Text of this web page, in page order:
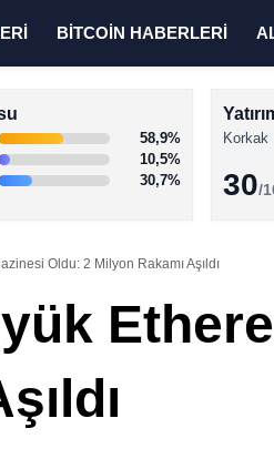
BİTCOİN HABERLERİ
58,9%
10,5%
30,7%
Korkak
30/
Oldu: 2 Milyon Rakamı Aşıldı